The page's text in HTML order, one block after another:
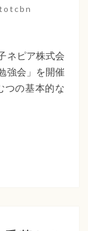
ネピア株式会
強会」を開催
つの基本的な
む